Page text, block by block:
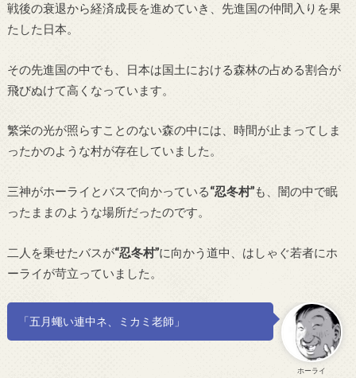
戦後の衰退から経済成長を進めていき、先進国の仲間入りを果
たした日本。
その先進国の中でも、日本は国土における森林の占める割合が
飛びぬけて高くなっています。
繁栄の光が照らすことのない森の中には、時間が止まってしま
ったかのような村が存在していました。
三神がホーライとバスで向かっている“忍冬村”も、闇の中で眠
ったままのような場所だったのです。
二人を乗せたバスが“忍冬村”に向かう道中、はしゃぐ若者にホ
ーライが苛立っていました。
ホーライ
「五月蠅い連中ネ、ミカミ老師」